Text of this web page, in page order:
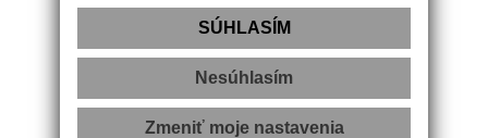
Ochrana osobných údajov|Cookies
SÚHLASÍM
Nesúhlasím
Zmeniť moje nastavenia